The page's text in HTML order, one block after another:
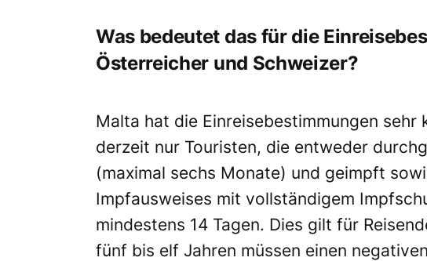
Was bedeutet das für die
Österreicher und Schweizer?
Malta hat die Einreisebestimmungen
derzeit nur Touristen, die entweder
(maximal sechs Monate) und geimpft
Impfausweises mit vollständigem
mindestens 14 Tagen. Dies gilt für
fünf bis elf Jahren müssen einen